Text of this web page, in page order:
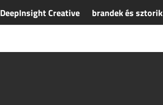
DeepInsight Creative brandek és sztorik